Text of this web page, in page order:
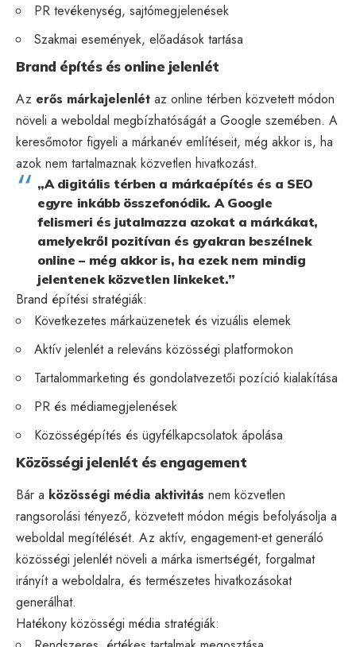
PR tevékenység, sajtómegjelenések
Szakmai események, előadások tartása
Brand építés és online jelenlét
Az erős márkajelenlét az online térben közvetett módon
növeli a weboldal megbízhatóságát a Google szemében. A
keresőmotor figyeli a márkanév említéseit, még akkor is, ha
azok nem tartalmaznak közvetlen hivatkozást.
„A digitális térben a márkaépítés és a SEO
egyre inkább összefonódik. A Google
felismeri és jutalmazza azokat a márkákat,
amelyekről pozitívan és gyakran beszélnek
online – még akkor is, ha ezek nem mindig
jelentenek közvetlen linkeket.”
Brand építési stratégiák:
Következetes márkaüzenetek és vizuális elemek
Aktív jelenlét a releváns közösségi platformokon
Tartalommarketing és gondolatvezetői pozíció kialakítása
PR és médiamegjelenések
Közösségépítés és ügyfélkapcsolatok ápolása
Közösségi jelenlét és engagement
Bár a közösségi média aktivitás nem közvetlen
rangsorolási tényező, közvetett módon mégis befolyásolja a
weboldal megítélését. Az aktív, engagement-et generáló
közösségi jelenlét növeli a márka ismertségét, forgalmat
irányít a weboldalra, és természetes hivatkozásokat
generálhat.
Hatékony közösségi média stratégiák: